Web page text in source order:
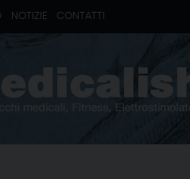
NOTIZIE CONTATTI